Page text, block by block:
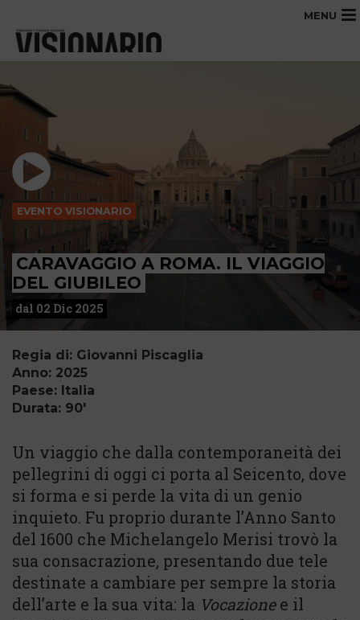
MENU
EVENTO VISIONARIO
CARAVAGGIO A ROMA. IL VIAGGIO
DEL GIUBILEO
dal 02 Dic 2025
Regia di: Giovanni Piscaglia
Anno: 2025
Paese: Italia
Durata: 90'
Un viaggio che dalla contemporaneità dei
pellegrini di oggi ci porta al Seicento, dove
si forma e si perde la vita di un genio
inquieto. Fu proprio durante l’Anno Santo
del 1600 che Michelangelo Merisi trovò la
sua consacrazione, presentando due tele
destinate a cambiare per sempre la storia
dell’arte e la sua vita: la Vocazionee il